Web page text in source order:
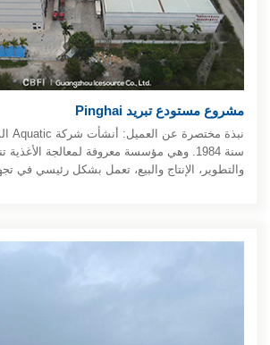
مشروع مستودع تبريد Pinghai
سنة 1984. وهي مؤسسة معروفة لمعالجة
والتطوير، الإنتاج والبيع، تعمل بشكل رئيسي في